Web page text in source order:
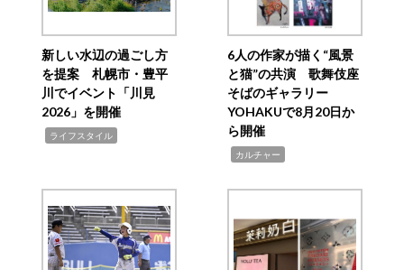
新しい水辺の過ごし方
を提案 札幌市・豊平
川でイベント「川見
2026」を開催
ライフスタイル
6人の作家が描く“風景
と猫”の共演 歌舞伎座
そばのギャラリー
YOHAKUで8月20日か
ら開催
カルチャー